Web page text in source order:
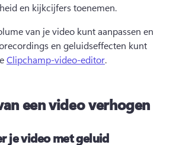
en kijkcijfers toenemen.
van je video kunt aanpassen en
en geluidseffecten kunt
Clipchamp-video-editor.
een video verhogen
je video met geluid